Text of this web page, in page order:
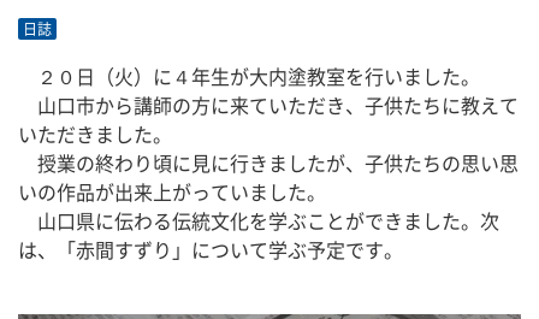
日誌
２０日（火）に４年生が大内塗教室を行いました。
山口市から講師の方に来ていただき、子供たちに教えて
いただきました。
授業の終わり頃に見に行きましたが、子供たちの思い思
いの作品が出来上がっていました。
山口県に伝わる伝統文化を学ぶことができました。次
は、「赤間すずり」について学ぶ予定です。